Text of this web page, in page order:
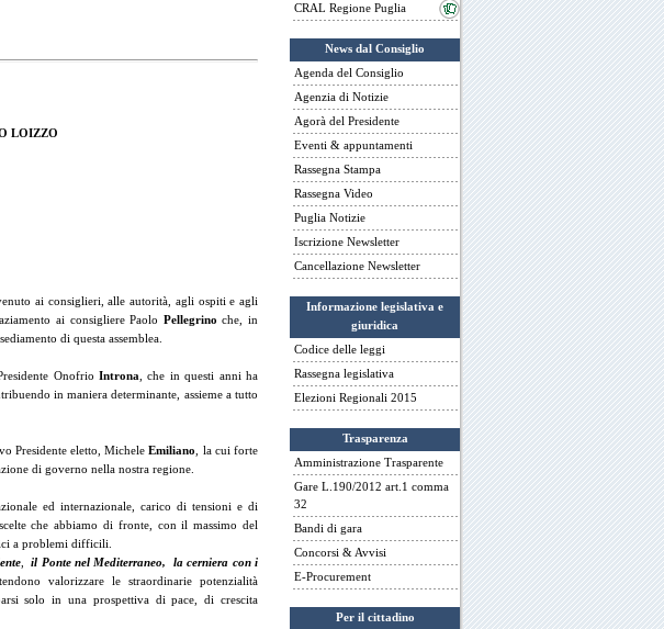
LOIZZO
ai consiglieri, alle autorità, agli ospiti e agli
ai consigliere Paolo Pellegrino che, in
di questa assemblea.
Onofrio Introna , che in questi anni ha
in maniera determinante, assieme a tutto
Presidente eletto, MicheleEmiliano
, la cui forte
di governo nella nostra regione.
ed internazionale, carico di tensioni e di
che abbiamo di fronte, con il massimo del
a problemi difficili.
,il Ponte nel Mediterraneo, la cerniera con i
valorizzare le straordinarie potenzialità
solo in una prospettiva di pace, di crescita
CRAL Regione Puglia
News dal Consiglio
Agenda del Consiglio
Agenzia di Notizie
Agorà del Presidente
Eventi & appuntamenti
Rassegna Stampa
Rassegna Video
Puglia Notizie
Iscrizione Newsletter
Cancellazione Newsletter
Informazione legislativa e
giuridica
Codice delle leggi
Rassegna legislativa
Elezioni Regionali 2015
Trasparenza
Amministrazione Trasparente
Gare L.190/2012 art.1 comma
32
Bandi di gara
Concorsi & Avvisi
E-Procurement
Per il cittadino